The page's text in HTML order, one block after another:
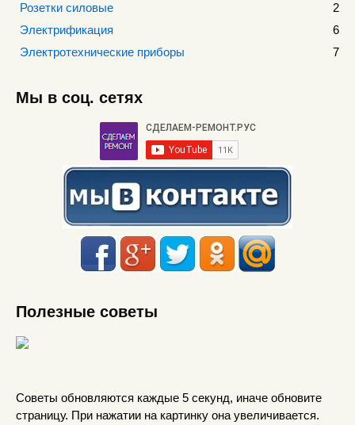
Розетки силовые
2
Электрификация
6
Электротехнические приборы
7
Мы в соц. сетях
Полезные советы
Советы обновляются каждые 5 секунд, иначе обновите
страницу. При нажатии на картинку она увеличивается.